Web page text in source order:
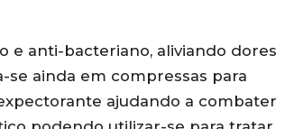
e anti-bacteriano, aliviando dores
ainda em compressas para
ajudando a combater